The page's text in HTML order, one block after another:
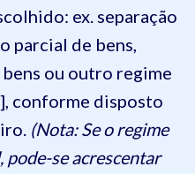
ex. separação
parcial de bens,
ou outro regime
conforme disposto
(Nota: Se o regime
pode-se acrescentar